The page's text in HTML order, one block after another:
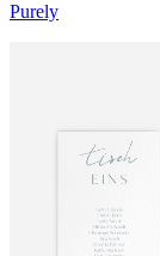
Purely